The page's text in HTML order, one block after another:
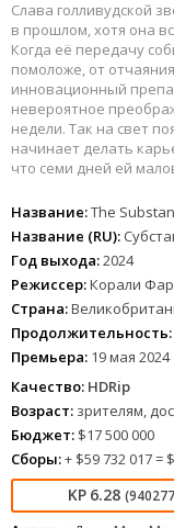
Слава голливудской
в прошлом, хотя она
Когда её передачу
помоложе, от
инновационный
невероятное
недели. Так на свет
начинает делать
что семи дней ей
Название:The
Название (RU):
Год выхода:2024
Режиссер:Корали
Страна:
Продолжительность:
Премьера: 19 мая 2024
Качество: HDRip
Возраст: зрителям,
Бюджет: $17 500 000
Сборы:+ $59 732 017 =
6.28